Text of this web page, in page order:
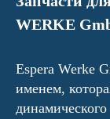
WERKE
Espera Werke
именем,